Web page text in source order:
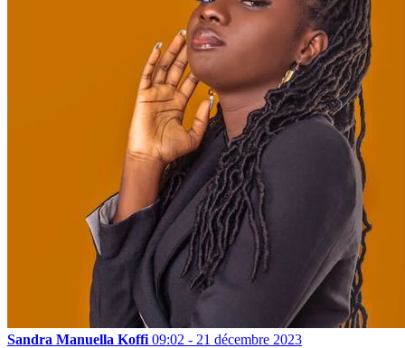
Sandra Manuella Koffi 09:02 - 21 décembre 2023